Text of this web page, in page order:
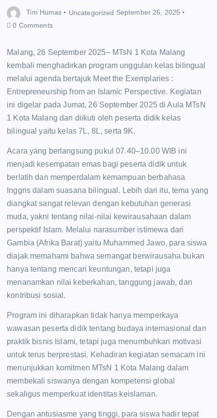
Tim Humas Uncategorized September 26, 2025
0 Comments
Malang, 26 September 2025– MTsN 1 Kota Malang
kembali menghadirkan program unggulan kelas bilingual
melalui agenda bertajuk Meet the Exemplaries :
Entrepreneurship from an Islamic Perspective. Kegiatan
ini digelar pada Jumat, 26 September 2025 di Aula MTsN
1 Kota Malang dan diikuti oleh peserta didik kelas
bilingual yaitu kelas 7L, 8L, serta 9K.
Acara yang berlangsung pukul 07.40–10.00 WIB ini
menjadi kesempatan emas bagi peserta didik untuk
berlatih dan memperdalam kemampuan berbahasa
Inggris dalam suasana bilingual. Lebih dari itu, tema yang
diangkat sangat relevan dengan kebutuhan generasi
muda, yakni tentang nilai-nilai kewirausahaan dalam
perspektif Islam. Melalui narasumber istimewa dari
Gambia (Afrika Barat) yaitu Muhammed Jawo, para siswa
diajak memahami bahwa semangat berwirausaha bukan
hanya tentang mencari keuntungan, tetapi juga
menanamkan nilai keberkahan, tanggung jawab, dan
kontribusi sosial.
Program ini diharapkan tidak hanya memperkaya
wawasan peserta didik tentang budaya internasional dan
praktik bisnis Islami, tetapi juga menumbuhkan motivasi
untuk terus berprestasi. Kehadiran kegiatan semacam ini
menunjukkan komitmen MTsN 1 Kota Malang dalam
membekali siswanya dengan kompetensi global
sekaligus memperkuat identitas keislaman.
Dengan antusiasme yang tinggi, para siswa hadir tepat